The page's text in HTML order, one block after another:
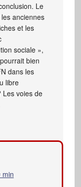
Le
anciennes
et les
sociale »,
bien
dans les
libre
Les voies de
min